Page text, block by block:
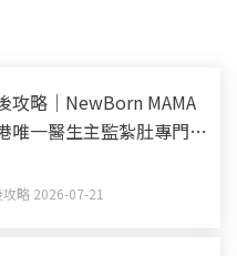
攻略｜NewBorn MAMA
唯一醫生主監紮肚專門店
復產後身體
攻略 2026-07-21